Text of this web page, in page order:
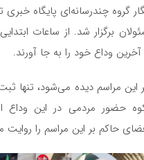
گروه چندرسانه‌ای پایگاه
برگزار شد. از ساعات
آخرین وداع خود را به جا آورند.
این مراسم دیده می‌شود، تنها
حضور مردمی در این وداع
حاکم بر این مراسم را روایت